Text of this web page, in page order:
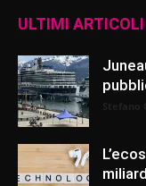
ULTIMI ARTICOLI